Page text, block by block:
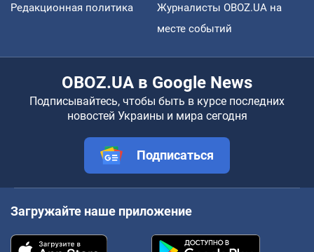
Редакционная политика
Журналисты OBOZ.UA на
месте событий
OBOZ.UA в Google News
Подписывайтесь, чтобы быть в курсе последних
новостей Украины и мира сегодня
Подписаться
Загружайте наше приложение